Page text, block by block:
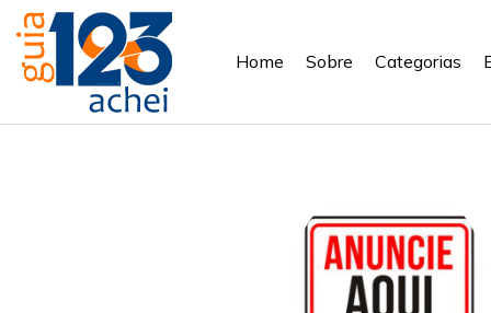
Home Sobre Categorias